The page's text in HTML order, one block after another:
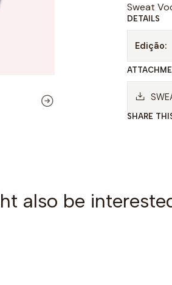
d
Sweat
DETAILS
Edição:
SHARE
also be